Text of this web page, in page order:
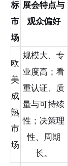
标
市
场
展会特点与
观众偏好
欧
美
成
熟
市
场
规模大、专
业度高；看
重认证、质
量与可持续
性；决策理
性、周期
长。